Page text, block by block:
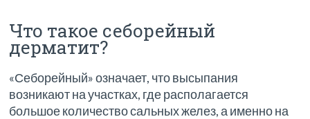
Что такое себорейный
дерматит?
«Себорейный» означает, что высыпания
возникают на участках, где располагается
большое количество сальных желез, а именно на